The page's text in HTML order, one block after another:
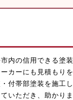
内の信用できる塗
カーにも見積もり
付帯部塗装を施工
いただき、助かり